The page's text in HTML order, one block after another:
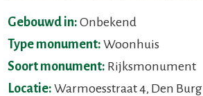
Gebouwd in: Onbekend
Type monument: Woonhuis
Soort monument: Rijksmonument
Locatie: Warmoesstraat 4, Den Burg